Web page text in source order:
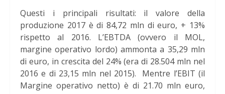
Questi i principali risultati: il valore della
produzione 2017 è di 84,72 mln di euro, + 13%
rispetto al 2016. L’EBTDA (ovvero il MOL,
margine operativo lordo) ammonta a 35,29 mln
di euro, in crescita del 24% (era di 28.504 mln nel
2016 e di 23,15 mln nel 2015). Mentre l’EBIT (il
Margine operativo netto) è di 21.70 mln euro,